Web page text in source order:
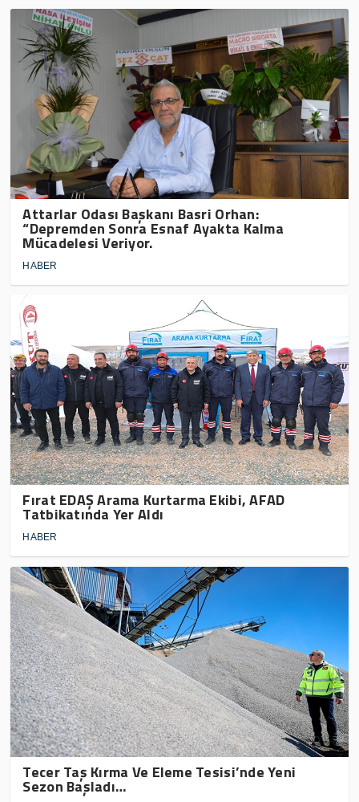
Attarlar Odası Başkanı Basri Orhan:
“Depremden Sonra Esnaf Ayakta Kalma
Mücadelesi Veriyor.
HABER
Fırat EDAŞ Arama Kurtarma Ekibi, AFAD
Tatbikatında Yer Aldı
HABER
Tecer Taş Kırma Ve Eleme Tesisi’nde Yeni
Sezon Başladı…